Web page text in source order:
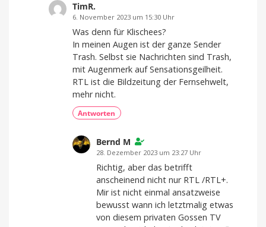
TimR.
6. November 2023 um 15:30 Uhr
Was denn für Klischees?
In meinen Augen ist der ganze Sender
Trash. Selbst sie Nachrichten sind Trash,
mit Augenmerk auf Sensationsgeilheit.
RTL ist die Bildzeitung der Fernsehwelt,
mehr nicht.
Antworten
Bernd M
28. Dezember 2023 um 23:27 Uhr
Richtig, aber das betrifft
anscheinend nicht nur RTL /RTL+.
Mir ist nicht einmal ansatzweise
bewusst wann ich letztmalig etwas
von diesem privaten Gossen TV